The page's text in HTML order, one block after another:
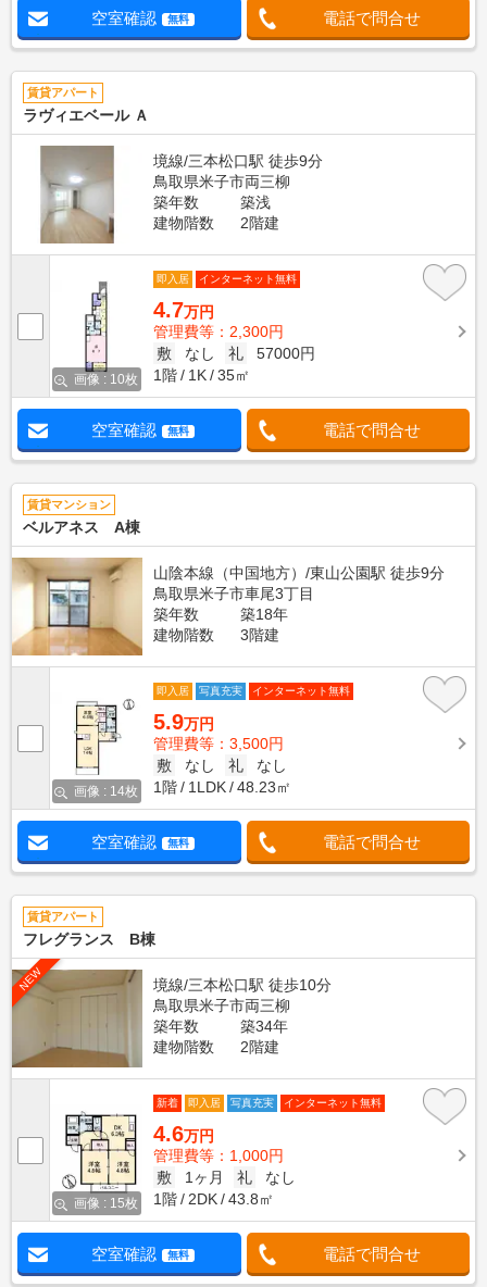
空室確認 無料 電話で問合せ
賃貸アパート
ラヴィエベール Ａ
境線/三本松口駅 徒歩9分
鳥取県米子市両三柳
築年数
築浅
建物階数
2階建
画像 : 10枚
即入居 インターネット無料
4.7万円
管理費等：2,300円
敷
なし 礼
57000円
1階
1K 35㎡
空室確認 無料 電話で問合せ
賃貸マンション
ベルアネス A棟
山陰本線（中国地方）/東山公園駅 徒歩9分
鳥取県米子市車尾3丁目
築年数
築18年
建物階数
3階建
画像 : 14枚
即入居 写真充実 インターネット無料
5.9万円
管理費等：3,500円
敷
なし 礼
なし
1階
1LDK 48.23㎡
空室確認 無料 電話で問合せ
賃貸アパート
フレグランス B棟
NEW
境線/三本松口駅 徒歩10分
鳥取県米子市両三柳
築年数
築34年
建物階数
2階建
画像 : 15枚
新着 即入居 写真充実 インターネット無料
4.6万円
管理費等：1,000円
敷
1ヶ月 礼
なし
1階
2DK 43.8㎡
空室確認 無料 電話で問合せ